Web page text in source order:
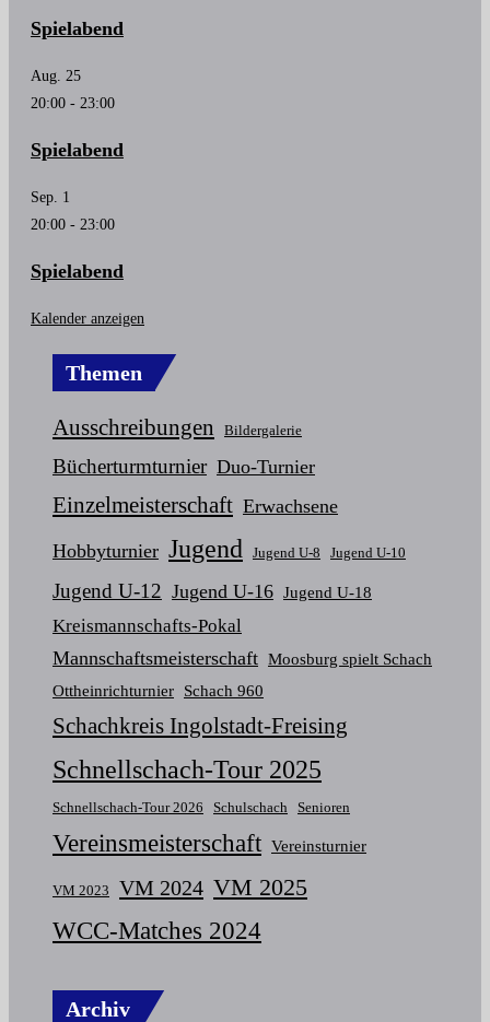
Spielabend
Aug. 25
20:00 - 23:00
Spielabend
Sep. 1
20:00 - 23:00
Spielabend
Kalender anzeigen
Themen
Ausschreibungen Bildergalerie
Bücherturmturnier Duo-Turnier
Einzelmeisterschaft Erwachsene
Hobbyturnier Jugend Jugend U-8 Jugend U-10
Jugend U-12 Jugend U-16 Jugend U-18
Kreismannschafts-Pokal
Mannschaftsmeisterschaft Moosburg spielt Schach
Ottheinrichturnier Schach 960
Schachkreis Ingolstadt-Freising
Schnellschach-Tour 2025
Schnellschach-Tour 2026 Schulschach Senioren
Vereinsmeisterschaft Vereinsturnier
VM 2023 VM 2024 VM 2025
WCC-Matches 2024
Archiv